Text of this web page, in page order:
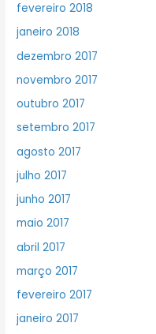
fevereiro 2018
janeiro 2018
dezembro 2017
novembro 2017
outubro 2017
setembro 2017
agosto 2017
julho 2017
junho 2017
maio 2017
abril 2017
março 2017
fevereiro 2017
janeiro 2017